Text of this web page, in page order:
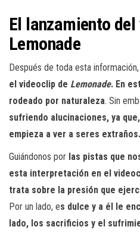
El lanzamiento
Lemonade
Después de toda esta información,
el videoclip de Lemonade. En
rodeado por naturaleza. Sin
sufriendo alucinaciones, ya
empieza a ver a seres extraños.
Guiándonos por las pistas que
esta interpretación en el
trata sobre la presión que
Por un lado, es dulce y a él le
lado, los sacrificios y el